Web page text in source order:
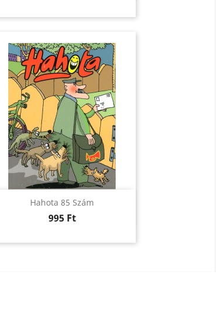
Hahota 85 Szám
Ár
995 Ft
Előnézet